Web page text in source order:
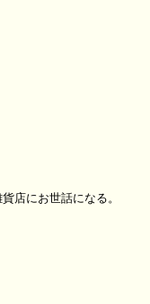
店にお世話になる。